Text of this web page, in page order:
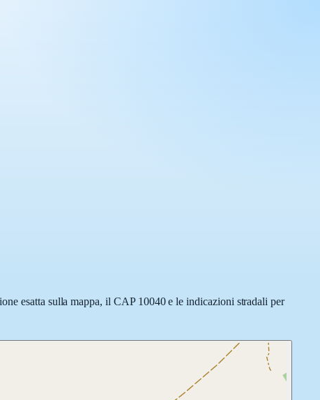
esatta sulla mappa, il CAP 10040 e le indicazioni stradali per